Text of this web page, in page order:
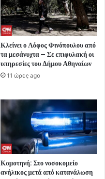
Κλείνει ο Λόφος Φινόπουλου από
τα μεσάνυχτα – Σε επιφυλακή οι
υπηρεσίες του Δήμου Αθηναίων
11 ώρες ago
Κομοτηνή: Στο νοσοκομείο
ανήλικος μετά από κατανάλωση